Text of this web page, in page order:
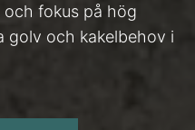
fokus på hög
golv och kakelbehov i